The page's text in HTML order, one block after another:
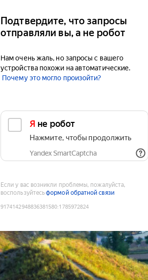
Подтвердите, что запросы
отправляли вы, а не робот
Нам очень жаль, но запросы с вашего
устройства похожи на автоматические.
Почему это могло произойти?
Я не робот
Нажмите, чтобы продолжить
Yandex SmartCaptcha
Если у вас возникли проблемы, пожалуйста,
воспользуйтесьформой обратной связи
9174142948836381580:1785972824